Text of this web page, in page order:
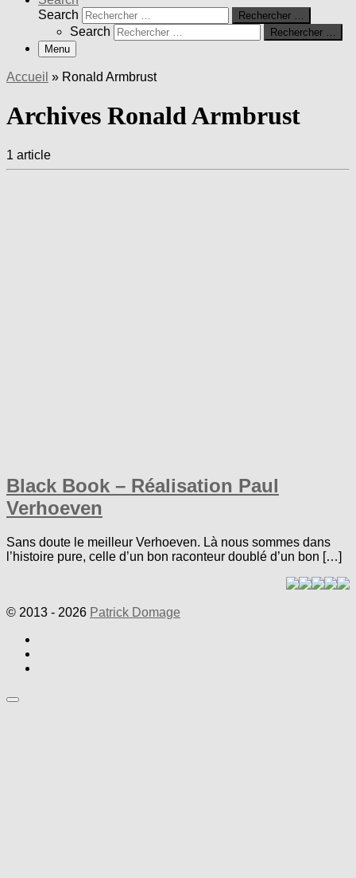
Search
Rechercher …
Search
Rechercher …
Menu
Accueil » Ronald Armbrust
Archives Ronald Armbrust
1 article
Black Book – Réalisation Paul
Verhoeven
Sans doute le meilleur Verhoeven. Là nous sommes dans
l’histoire pure, celle d’un bon raconteur doublé d’un bon […]
© 2013 - 2026 Patrick Domage